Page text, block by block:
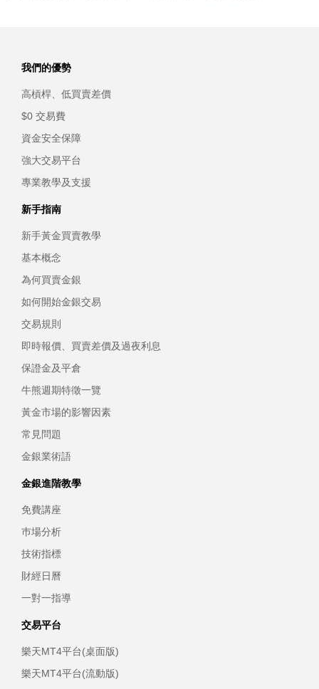
我們的優勢
高槓桿、低買賣差價
$0 交易費
資金安全保障
強大交易平台
專業教學及支援
新手指南
新手黃金買賣教學
基本概念
為何買賣金銀
如何開始金銀交易
交易規則
即時報價、買賣差價及過夜利息
保證金及平倉
牛熊週期特徵一覽
黃金市場的影響因素
常見問題
金銀業術語
金銀進階教學
免費講座
巿場分析
技術指標
財經日曆
一對一指導
交易平台
樂天MT4平台(桌面版)
樂天MT4平台(流動版)